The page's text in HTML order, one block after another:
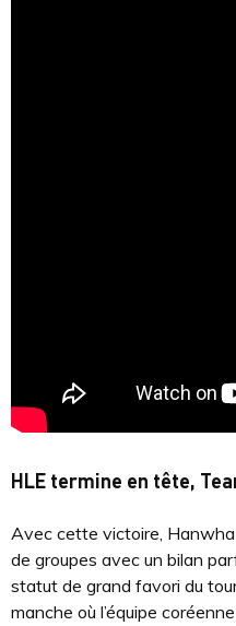
HLE termine en tête,
Avec cette victoire,
de groupes avec un bilan
statut de grand favori du
manche où l’équipe